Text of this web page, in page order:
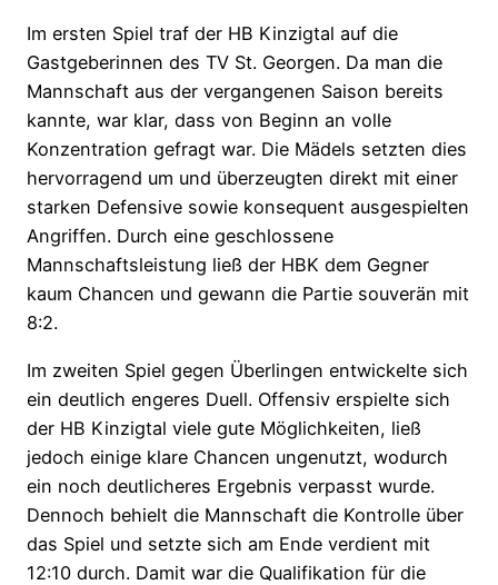
Im ersten Spiel traf der HB Kinzigtal auf die
Gastgeberinnen des TV St. Georgen. Da man die
Mannschaft aus der vergangenen Saison bereits
kannte, war klar, dass von Beginn an volle
Konzentration gefragt war. Die Mädels setzten dies
hervorragend um und überzeugten direkt mit einer
starken Defensive sowie konsequent ausgespielten
Angriffen. Durch eine geschlossene
Mannschaftsleistung ließ der HBK dem Gegner
kaum Chancen und gewann die Partie souverän mit
8:2.
Im zweiten Spiel gegen Überlingen entwickelte sich
ein deutlich engeres Duell. Offensiv erspielte sich
der HB Kinzigtal viele gute Möglichkeiten, ließ
jedoch einige klare Chancen ungenutzt, wodurch
ein noch deutlicheres Ergebnis verpasst wurde.
Dennoch behielt die Mannschaft die Kontrolle über
das Spiel und setzte sich am Ende verdient mit
12:10 durch. Damit war die Qualifikation für die